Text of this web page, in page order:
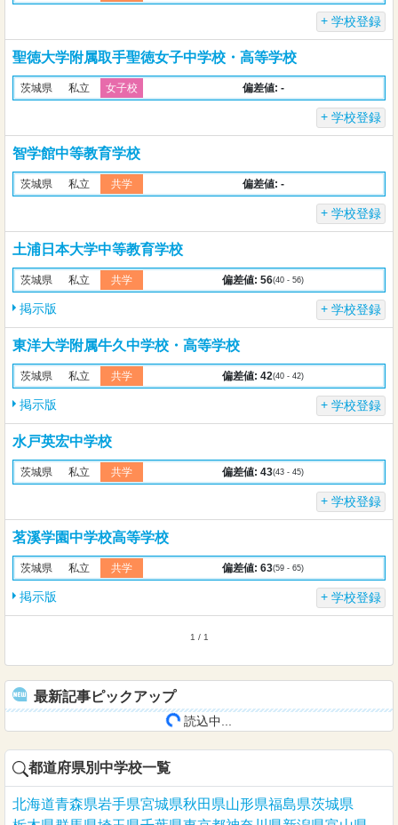
学校登録
聖徳大学附属取手聖徳女子中学校・高等学校
茨城県 私立 女子校 偏差値: -
学校登録
智学館中等教育学校
茨城県 私立 共学 偏差値: -
学校登録
土浦日本大学中等教育学校
茨城県 私立 共学 偏差値: 56(40 - 56)
掲示版 学校登録
東洋大学附属牛久中学校・高等学校
茨城県 私立 共学 偏差値: 42(40 - 42)
掲示版 学校登録
水戸英宏中学校
茨城県 私立 共学 偏差値: 43(43 - 45)
学校登録
茗溪学園中学校高等学校
茨城県 私立 共学 偏差値: 63(59 - 65)
掲示版 学校登録
1 / 1
最新記事ピックアップ
読込中...
都道府県別中学校一覧
北海道青森県岩手県宮城県秋田県山形県福島県茨城県